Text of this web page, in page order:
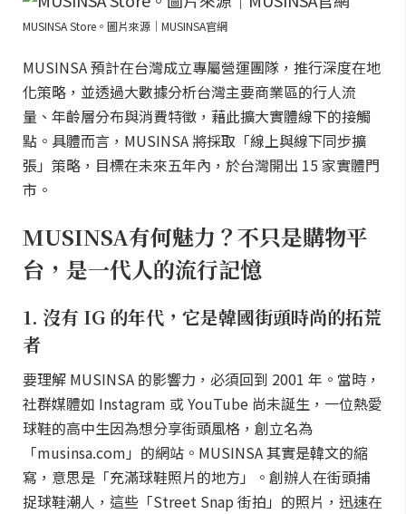
MUSINSA Store。圖片來源｜MUSINSA官網
MUSINSA 預計在台灣成立專屬營運團隊，推行深度在地
化策略，並透過大數據分析台灣主要商業區的行人流
量、年齡層分布與消費特徵，藉此擴大實體線下的接觸
點。具體而言，MUSINSA 將採取「線上與線下同步擴
張」策略，目標在未來五年內，於台灣開出 15 家實體門
市。
MUSINSA有何魅力？不只是購物平
台，是一代人的流行記憶
1. 沒有 IG 的年代，它是韓國街頭時尚的拓荒
者
要理解 MUSINSA 的影響力，必須回到 2001 年。當時，
社群媒體如 Instagram 或 YouTube 尚未誕生，一位熱愛
球鞋的高中生因為想分享街頭風格，創立名為
「musinsa.com」的網站。MUSINSA 其實是韓文的縮
寫，意思是「充滿球鞋照片的地方」。創辦人在街頭捕
捉球鞋潮人，這些「Street Snap 街拍」的照片，迅速在